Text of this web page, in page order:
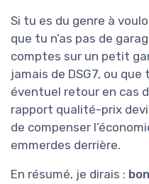
Si tu es du genre à
que tu n’as pas de
comptes sur un petit
jamais de DSG7, ou que
éventuel retour en cas
rapport qualité-prix
de compenser
emmerdes derrière.
En résumé, je dirais :